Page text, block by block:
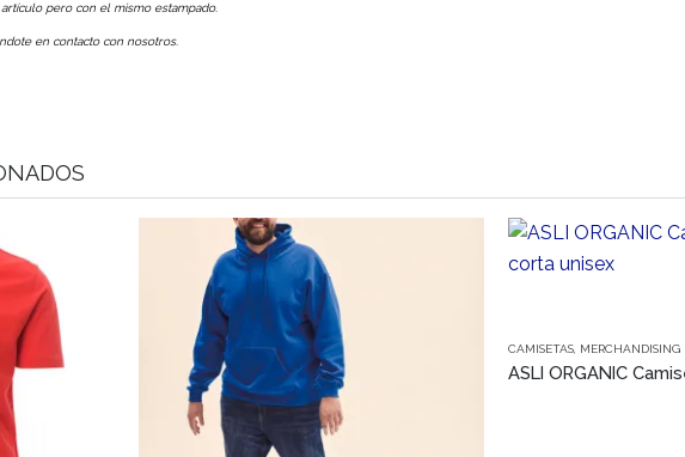
pero con el mismo estampado.
en contacto con nosotros.
CAMISETAS MERCHANDISING